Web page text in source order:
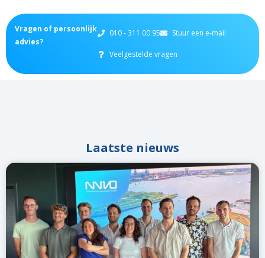
Vragen of persoonlijk
advies?
010 - 311 00 95 Stuur een e-mail
Veelgestelde vragen
Laatste nieuws